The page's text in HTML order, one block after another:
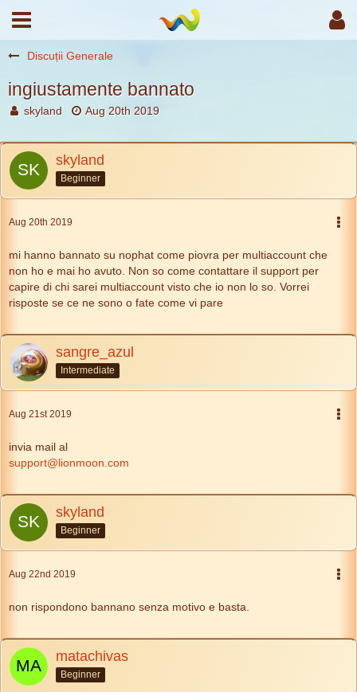
Discuții Generale
ingiustamente bannato
skyland Aug 20th 2019
skyland
Beginner
Aug 20th 2019
mi hanno bannato su nophat come piovra per multiaccount che
non ho e mai ho avuto. Non so come contattare il support per
capire di chi sarei multiaccount visto che io non lo so. Vorrei
risposte se ce ne sono o fate come vi pare
sangre_azul
Intermediate
Aug 21st 2019
invia mail al
support@lionmoon.com
skyland
Beginner
Aug 22nd 2019
non rispondono bannano senza motivo e basta.
matachivas
Beginner